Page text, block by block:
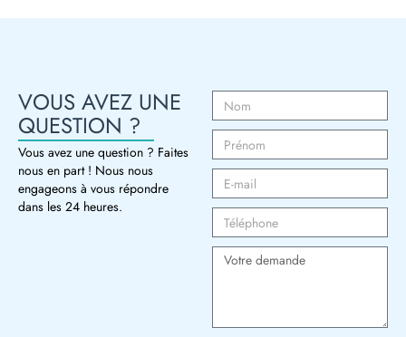
VOUS AVEZ UNE
QUESTION ?
Vous avez une question ? Faites
nous en part ! Nous nous
engageons à vous répondre
dans les 24 heures.